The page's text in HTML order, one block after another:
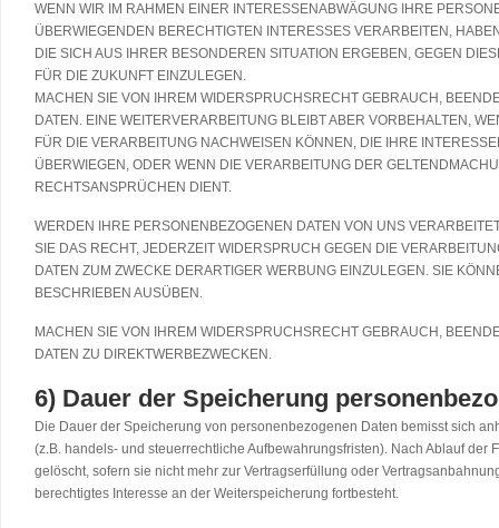
WENN WIR IM RAHMEN EINER INTERESSENABWÄGUNG IHRE
ÜBERWIEGENDEN BERECHTIGTEN INTERESSES VERARBEITEN,
DIE SICH AUS IHRER BESONDEREN SITUATION ERGEBEN, GEGEN
FÜR DIE ZUKUNFT EINZULEGEN.
MACHEN SIE VON IHREM WIDERSPRUCHSRECHT GEBRAUCH,
DATEN. EINE WEITERVERARBEITUNG BLEIBT ABER VORBEHALTEN,
FÜR DIE VERARBEITUNG NACHWEISEN KÖNNEN, DIE IHRE
ÜBERWIEGEN, ODER WENN DIE VERARBEITUNG DER
RECHTSANSPRÜCHEN DIENT.
WERDEN IHRE PERSONENBEZOGENEN DATEN VON UNS
SIE DAS RECHT, JEDERZEIT WIDERSPRUCH GEGEN DIE
DATEN ZUM ZWECKE DERARTIGER WERBUNG EINZULEGEN. SIE
BESCHRIEBEN AUSÜBEN.
MACHEN SIE VON IHREM WIDERSPRUCHSRECHT GEBRAUCH,
DATEN ZU DIREKTWERBEZWECKEN.
6) Dauer der Speicherung
Die Dauer der Speicherung von personenbezogenen Daten bemisst sich
(z.B. handels- und steuerrechtliche Aufbewahrungsfristen). Nach Ablauf
gelöscht, sofern sie nicht mehr zur Vertragserfüllung oder
berechtigtes Interesse an der Weiterspeicherung fortbesteht.